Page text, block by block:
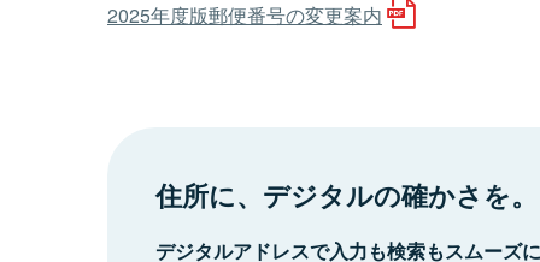
2025年度版郵便番号の変更案内
住所に、デジタルの確かさを。
デジタルアドレスで入力も検索もスムーズ